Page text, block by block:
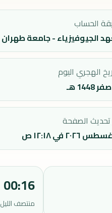
الحساب
الجيوفيزياء - جامعة طهران
الهجري اليوم
تحديث الصفحة
00:16
منتصف الليل